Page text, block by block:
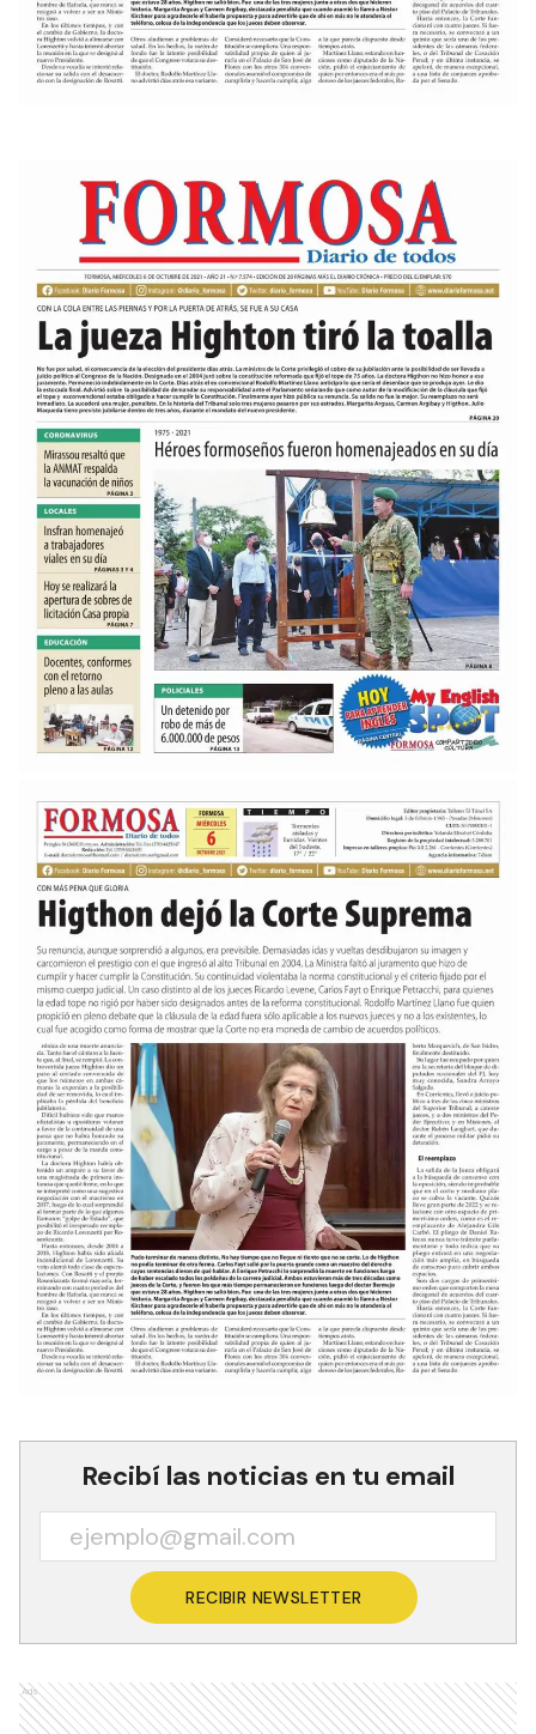
Recibí las noticias en tu email
RECIBIR NEWSLETTER
Ads